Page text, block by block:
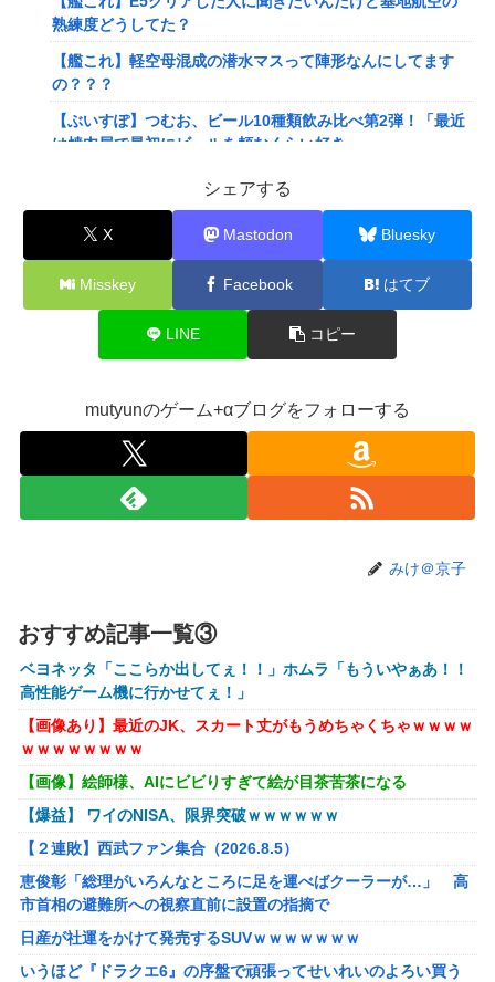
熟練度どうしてた？
【艦これ】軽空母混成の潜水マスって陣形なんにしてます
の？？？
【ぶいすぽ】つむお、ビール10種類飲み比べ第2弾！「最近
は焼肉屋で最初にビールを頼むくらい好き」
【にじさんじ】Twitterはもうないよ
【ホロライブ】これはこれでちょっと裏来いよに見える
トミームと化すｗｗｗｗ
【悲報】Mrs. GREEN APPLE、マジで逝くwwwwww
【画像】旅人女子「夜景を撮りたかっただけなのに、故郷の
【悲報】女さん、熊本地震がきっかけで離婚を決意ｗｗｗｗ
ｗ
【訃報】人気Vtuberの犬、19歳で死去
【動画】女子「勃ってんじゃん笑」男子「うるさい//」女子
【悲報】映画館の客、ほぼバイオテロレベルのやらかしで観
【速報】ジャンポケ斎藤、求刑7年で逝く。実刑確実か
【悲報】落語家、亡くなったタレントからいじめられた過去
を告白する…
【画像】AKBのセンター、レベチな事が世間にバレ始めるｗ
【シンデレラガールズ】 百鬼夜行をテーマとしたPOP UP
SHOPが東京・大阪にて開催
メディア「Switch2、499ドルでも安い800ドル超えるか
も。PS5は直近での値上げ可能性低い」
【エヴァンゲリオン】 セガ「アヤナミレイ（仮称）‐プラグ
スーツVer.」プライズフィギュア【彩色原型公開】
【FF16】 「ファイナルファンタジー16」発売日が6/22に決
シェアする
X Mastodon Bluesky
Misskey Facebook はてブ
LINE コピー
mutyunのゲーム+αブログをフォローする
みけ＠京子
おすすめ記事一覧③
ベヨネッタ「ここらか出してぇ！！」ホムラ「もういやぁあ！！
高性能ゲーム機に行かせてぇ！」
【画像あり】最近のJK、スカート丈がもうめちゃくちゃｗｗｗｗ
ｗｗｗｗｗｗｗｗ
【画像】絵師様、AIにビビりすぎて絵が目茶苦茶になる
【爆益】 ワイのNISA、限界突破ｗｗｗｗｗｗ
【２連敗】西武ファン集合（2026.8.5）
恵俊彰「総理がいろんなところに足を運べばクーラーが…」 高
市首相の避難所への視察直前に設置の指摘で
日産が社運をかけて発売するSUVｗｗｗｗｗｗｗ
いうほど『ドラクエ6』の序盤で頑張ってせいれいのよろい買う